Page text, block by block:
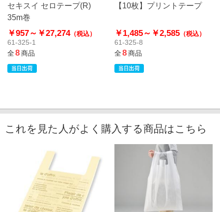
セキスイ セロテープ(R)
35m巻
￥957～ ￥27,274（税込）
61-325-1
全8商品
【10枚】プリントテープ
￥1,485～ ￥2,585 （税込）
61-325-8
全8商品
これを見た人がよく購入する商品はこちら